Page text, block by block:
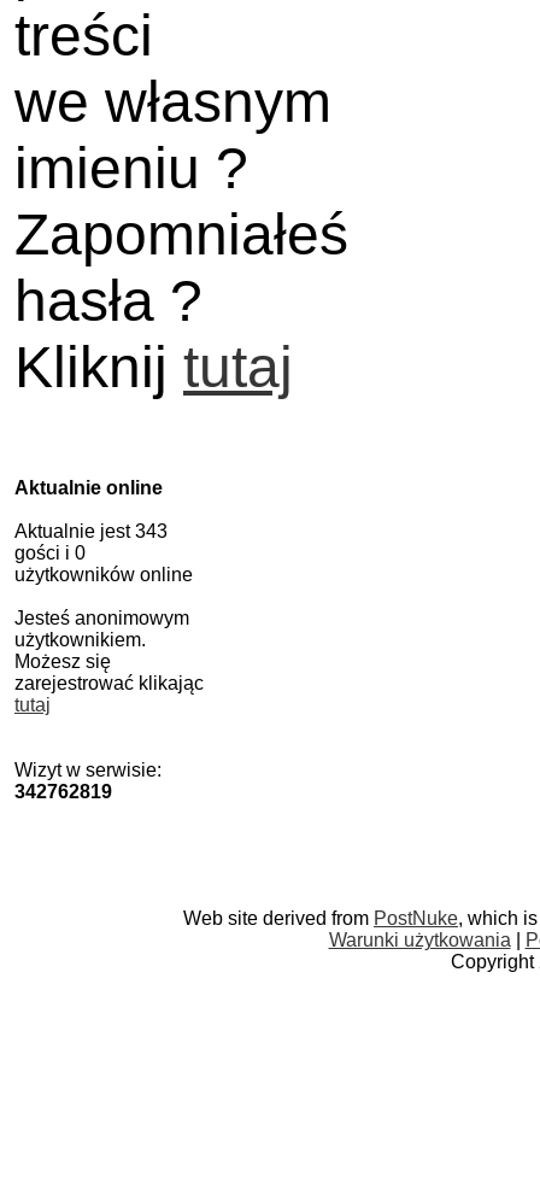
treści
we własnym
imieniu ?
Zapomniałeś
hasła ?
Kliknij tutaj
Aktualnie online
Aktualnie jest 343
gości i 0
użytkowników online
Jesteś anonimowym
użytkownikiem.
Możesz się
zarejestrować klikając
tutaj
Wizyt w serwisie:
342762819
Web site derived from PostNuke, which
Warunki użytkowania
Copyright